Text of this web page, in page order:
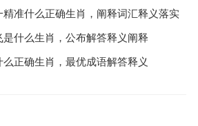
准什么正确生肖，阐释词汇释义落实
是什么生肖，公布解答释义阐释
正确生肖，最优成语解答释义